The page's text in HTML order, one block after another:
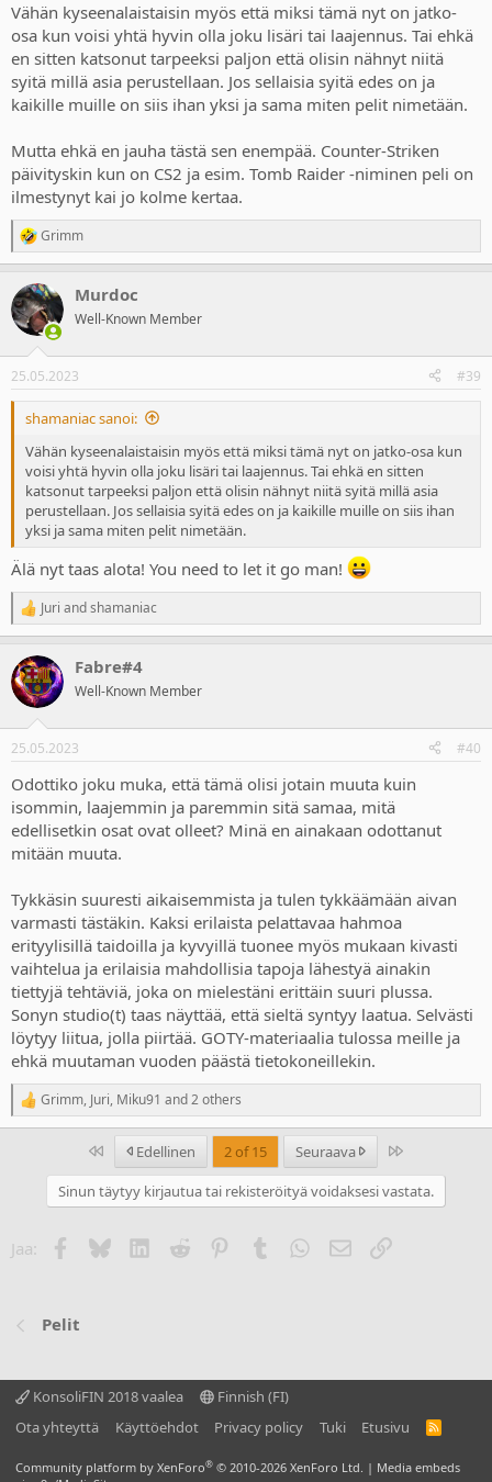
Vähän kyseenalaistaisin myös että miksi tämä nyt on jatko-
osa kun voisi yhtä hyvin olla joku lisäri tai laajennus. Tai ehkä
en sitten katsonut tarpeeksi paljon että olisin nähnyt niitä
syitä millä asia perustellaan. Jos sellaisia syitä edes on ja
kaikille muille on siis ihan yksi ja sama miten pelit nimetään.
Mutta ehkä en jauha tästä sen enempää. Counter-Striken
päivityskin kun on CS2 ja esim. Tomb Raider -niminen peli on
ilmestynyt kai jo kolme kertaa.
R
e
c
t
i
s
:
Grimm
Murdoc
Well-Known Member
25.05.2023 #39
shamaniac sanoi:
Vähän kyseenalaistaisin myös että miksi tämä nyt on jatko-osa kun
voisi yhtä hyvin olla joku lisäri tai laajennus. Tai ehkä en sitten
katsonut tarpeeksi paljon että olisin nähnyt niitä syitä millä asia
perustellaan. Jos sellaisia syitä edes on ja kaikille muille on siis ihan
yksi ja sama miten pelit nimetään.
Älä nyt taas alota! You need to let it go man!
R
e
c
t
i
s
Juri andshamaniac
Fabre#4
Well-Known Member
25.05.2023 #40
Odottiko joku muka, että tämä olisi jotain muuta kuin
isommin, laajemmin ja paremmin sitä samaa, mitä
edellisetkin osat ovat olleet? Minä en ainakaan odottanut
mitään muuta.
Tykkäsin suuresti aikaisemmista ja tulen tykkäämään aivan
varmasti tästäkin. Kaksi erilaista pelattavaa hahmoa
erityylisillä taidoilla ja kyvyillä tuonee myös mukaan kivasti
vaihtelua ja erilaisia mahdollisia tapoja lähestyä ainakin
tiettyjä tehtäviä, joka on mielestäni erittäin suuri plussa.
Sonyn studio(t) taas näyttää, että sieltä syntyy laatua. Selvästi
löytyy liitua, jolla piirtää. GOTY-materiaalia tulossa meille ja
ehkä muutaman vuoden päästä tietokoneillekin.
R
e
s
Grimm, Juri, Miku91 and 2 others
Ensimmäinen
Edellinen 2 of 15 Seuraava Last
Sinun täytyy kirjautua tai rekisteröityä voidaksesi vastata.
Jaa: Facebook
BlueskyLinkedIn
Reddit PinterestTumblr WhatsApp
Sähköposti
Linkki
Pelit
KonsoliFIN 2018 vaalea
Finnish (FI)
Ota yhteyttä
Käyttöehdot Privacy policy Tuki Etusivu
R
Community platform by XenForo® © 2010-2026 XenForo Ltd. | Media embeds